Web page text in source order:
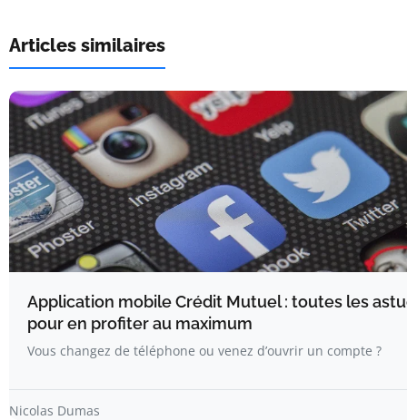
Articles similaires
Application mobile Crédit Mutuel : toutes les
pour en profiter au maximum
Vous changez de téléphone ou venez d’ouvrir un compte ?
Nicolas Dumas